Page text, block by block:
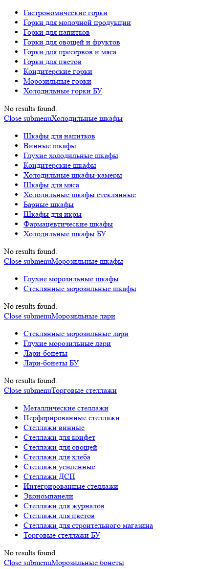
Гастрономические горки
Горки для молочной продукции
Горки для напитков
Горки для овощей и фруктов
Горки для пресервов и мяса
Горки для цветов
Кондитерские горки
Морозильные горки
Холодильные горки БУ
No results found.
Close submenuХолодильные шкафы
Шкафы для напитков
Винные шкафы
Глухие холодильные шкафы
Кондитерские шкафы
Холодильные шкафы-камеры
Шкафы для мяса
Холодильные шкафы стеклянные
Барные шкафы
Шкафы для икры
Фармацевтические шкафы
Холодильные шкафы БУ
No results found.
Close submenuМорозильные шкафы
Глухие морозильные шкафы
Стеклянные морозильные шкафы
No results found.
Close submenuМорозильные лари
Стеклянные морозильные лари
Глухие морозильные лари
Лари-бонеты
Лари-бонеты БУ
No results found.
Close submenuТорговые стеллажи
Металлические стеллажи
Перфорированные стеллажи
Стеллажи винные
Стеллажи для конфет
Стеллажи для овощей
Стеллажи для хлеба
Стеллажи усиленные
Стеллажи ДСП
Интегрированные стеллажи
Экономпанели
Стеллажи для журналов
Стеллажи для цветов
Стеллажи для строительного магазина
Торговые стеллажи БУ
No results found.
Close submenuМорозильные бонеты